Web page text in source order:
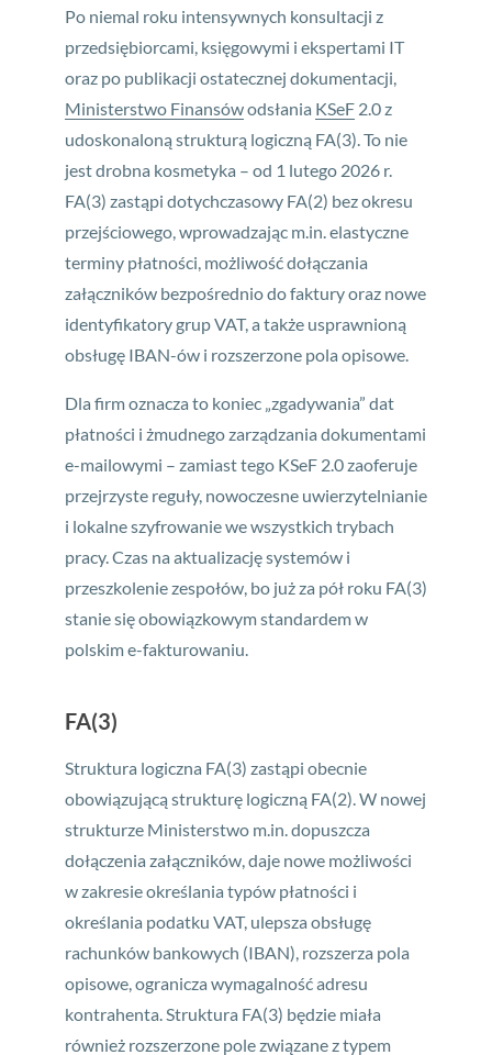
Po niemal roku intensywnych konsultacji z
przedsiębiorcami, księgowymi i ekspertami IT
oraz po publikacji ostatecznej dokumentacji,
Ministerstwo Finansówodsłania KSeF 2.0 z
udoskonaloną strukturą logiczną FA(3). To nie
jest drobna kosmetyka – od 1 lutego 2026 r.
FA(3) zastąpi dotychczasowy FA(2) bez okresu
przejściowego, wprowadzając m.in. elastyczne
terminy płatności, możliwość dołączania
załączników bezpośrednio do faktury oraz nowe
identyfikatory grup VAT, a także usprawnioną
obsługę IBAN-ów i rozszerzone pola opisowe.
Dla firm oznacza to koniec „zgadywania” dat
płatności i żmudnego zarządzania dokumentami
e-mailowymi – zamiast tego KSeF 2.0 zaoferuje
przejrzyste reguły, nowoczesne uwierzytelnianie
i lokalne szyfrowanie we wszystkich trybach
pracy. Czas na aktualizację systemów i
przeszkolenie zespołów, bo już za pół roku FA(3)
stanie się obowiązkowym standardem w
polskim e-fakturowaniu.
FA(3)
Struktura logiczna FA(3) zastąpi obecnie
obowiązującą strukturę logiczną FA(2). W nowej
strukturze Ministerstwo m.in. dopuszcza
dołączenia załączników, daje nowe możliwości
w zakresie określania typów płatności i
określania podatku VAT, ulepsza obsługę
rachunków bankowych (IBAN), rozszerza pola
opisowe, ogranicza wymagalność adresu
kontrahenta. Struktura FA(3) będzie miała
również rozszerzone pole związane z typem